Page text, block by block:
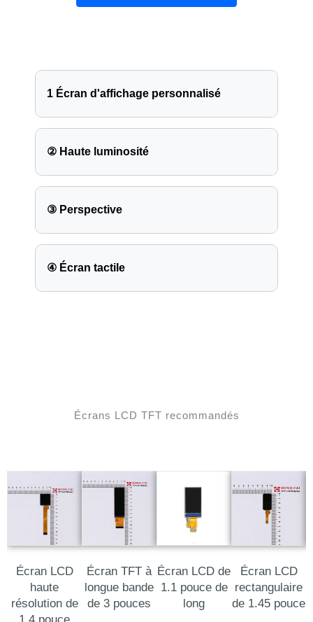
1 Écran d'affichage personnalisé
② Haute luminosité
③ Perspective
④ Écran tactile
Écrans LCD TFT recommandés
Écran LCD
haute
résolution de
Écran TFT à
longue bande
de 3 pouces
Écran LCD de
1.1 pouce de
long
Écran LCD
rectangulaire
de 1.45 pouce